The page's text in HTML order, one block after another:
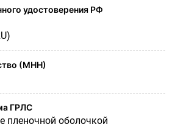
удостоверения РФ
(МНН)
ГРЛС
пленочной оболочкой